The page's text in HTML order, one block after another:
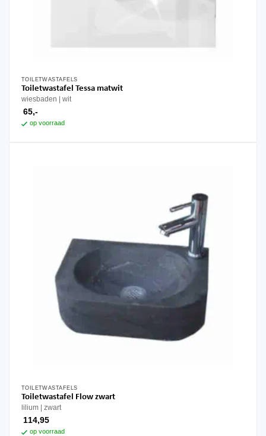
TOILETWASTAFELS
Toiletwastafel Tessa matwit
wiesbaden wit
65,-
op voorraad
TOILETWASTAFELS
Toiletwastafel Flow zwart
lilium zwart
114,95
op voorraad
Dit
product
meerdere